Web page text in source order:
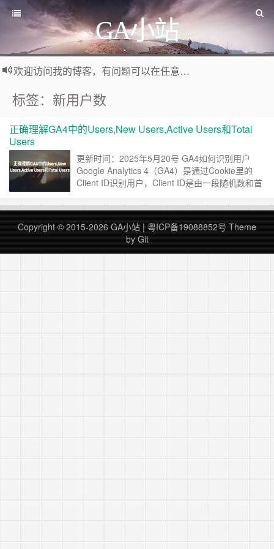
GA小站
欢迎访问我的博客，有问题可以在任意文章底部留言评论
标签：新用户数
正确理解GA4中的Users,New Users,Active Users和Total
Users
更新时间：2025年5月20号 GA4如何识别用户
Google Analytics 4（GA4）是通过Cookie里的
Client ID识别用户，Client ID是由一段随机数和首
子：987121999.1637741839 它是存储在Cookie
_ga里，在Cookie里的完整结构如下： 各个部
分……继续阅读 »
Copyright © 2015-2026 GA小站 | 粤ICP备19088852号 Theme
by Git